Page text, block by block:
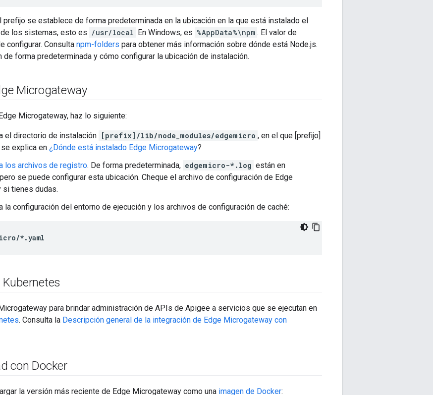
prefijo se establece de forma predeterminada en la ubicación en la que está instalado el
de los sistemas, esto es /usr/local En Windows, es %AppData%\npm . El valor de
configurar. Consulta npm-folders para obtener más información sobre dónde está Node.js.
forma predeterminada y cómo configurar la ubicación de instalación.
Microgateway
Microgateway, haz lo siguiente:
el directorio de instalación [prefix]/lib/node_modules/edgemicro , en el que [prefijo]
explica en ¿Dónde está instalado Edge Microgateway?
los archivos de registro. De forma predeterminada, edgemicro-*.log están en
se puede configurar esta ubicación. Cheque el archivo de configuración de Edge
si tienes dudas.
la configuración del entorno de ejecución y los archivos de configuración de caché:
*.yaml
para brindar administración de APIs de Apigee a servicios que se ejecutan en
. Consulta la Descripción general de la integración de Edge Microgateway con
con Docker
la versión más reciente de Edge Microgateway como una imagen de Docker: